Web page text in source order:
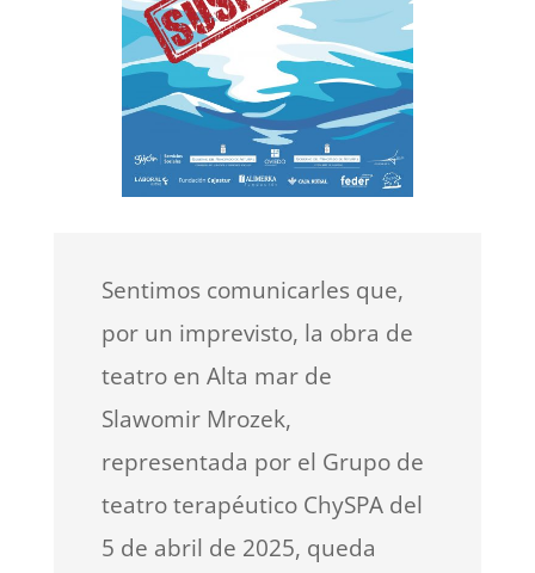
Sentimos comunicarles que,
por un imprevisto, la obra de
teatro en Alta mar de
Slawomir Mrozek,
representada por el Grupo de
teatro terapéutico ChySPA del
5 de abril de 2025, queda